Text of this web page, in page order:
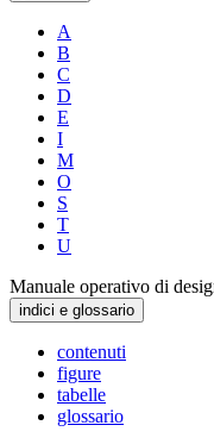
A
B
C
D
E
I
M
O
S
T
U
Manuale operativo di
indici e glossario
contenuti
figure
tabelle
glossario